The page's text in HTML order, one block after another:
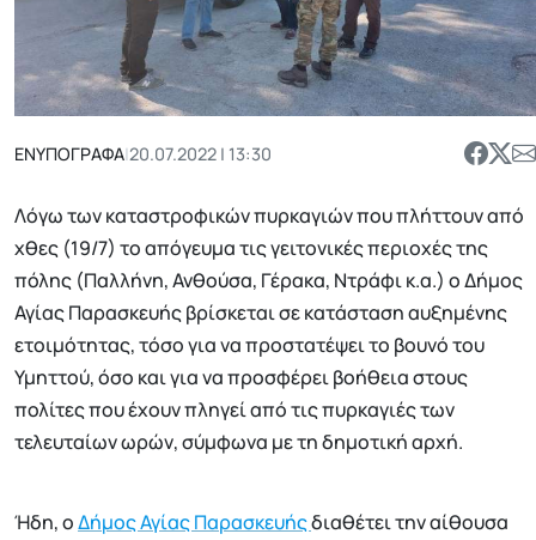
ΕΝΥΠΟΓΡΑΦΑ|20.07.2022 | 13:30
Λόγω των καταστροφικών πυρκαγιών που πλήττουν από
χθες (19/7) το απόγευμα τις γειτονικές περιοχές της
πόλης (Παλλήνη, Ανθούσα, Γέρακα, Ντράφι κ.α.) ο Δήμος
Αγίας Παρασκευής βρίσκεται σε κατάσταση αυξημένης
ετοιμότητας, τόσο για να προστατέψει το βουνό του
Υμηττού, όσο και για να προσφέρει βοήθεια στους
πολίτες που έχουν πληγεί από τις πυρκαγιές των
τελευταίων ωρών, σύμφωνα με τη δημοτική αρχή.
Ήδη, οΔήμος Αγίας Παρασκευήςδιαθέτει την αίθουσα